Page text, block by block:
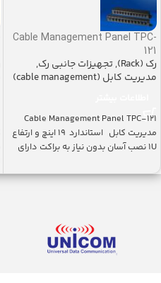
Cable Management Panel TPC-
121
رک (Rack) ,تجهیزات جانبی رک,
مدیریت کابل (cable management)
Cable Management Panel TPC-121
مدیریت کابل استاندارد ۱۹ اینچ و ارتفاع
1U نصب آسان بدون نیاز به براکت دارای